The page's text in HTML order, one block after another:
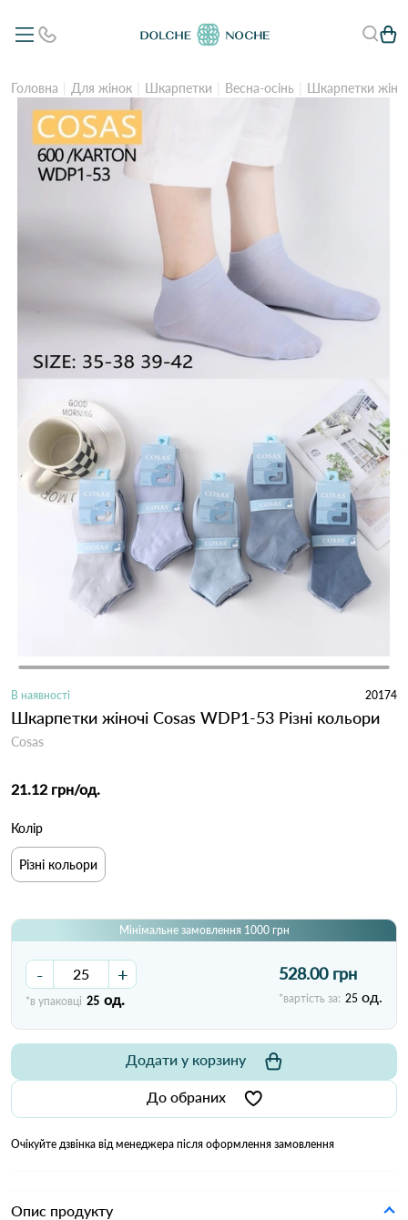
Головна Для жінок Шкарпетки Весна-осінь Шкарпетки
В наявності 20174
Шкарпетки жіночі Cosas WDP1-53 Різні кольори
Cosas
21.12 грн/од.
Колір
Різні кольори
Мінімальне замовлення 1000 грн
- +
*в упаковці 25 од.
528.00 грн
*вартість за: 25 од.
До обраних
Додати у корзину
Очікуйте дзвінка від менеджера після оформлення замовлення
Опис продукту